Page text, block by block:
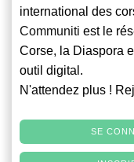
international des
Communiti est le
Corse, la Diaspora
outil digital.
N'attendez plus !
SE